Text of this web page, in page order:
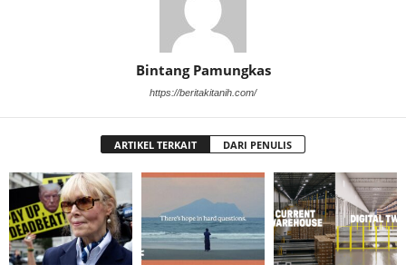
Bintang Pamungkas
https://beritakitanih.com/
ARTIKEL TERKAIT DARI PENULIS